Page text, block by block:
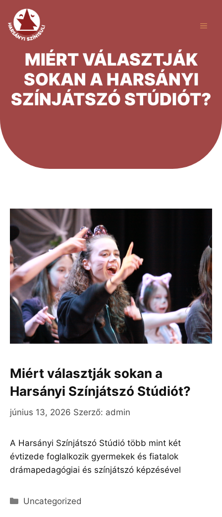
Kilépés
tartalomba
MIÉRT VÁLASZTJÁK
SOKAN A HARSÁNYI
SZÍNJÁTSZÓ STÚDIÓT?
Miért választják sokan a
Harsányi Színjátszó Stúdiót?
június 13, 2026 Szerző: admin
A Harsányi Színjátszó Stúdió több mint két
évtizede foglalkozik gyermekek és fiatalok
drámapedagógiai és színjátszó képzésével
Kategória
Uncategorized